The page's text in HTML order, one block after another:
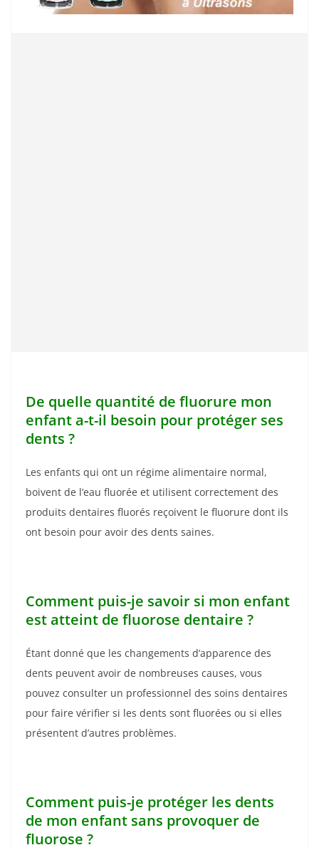
De quelle quantité de fluorure mon
enfant a-t-il besoin pour protéger ses
dents ?
Les enfants qui ont un régime alimentaire normal,
boivent de l’eau fluorée et utilisent correctement des
produits dentaires fluorés reçoivent le fluorure dont ils
ont besoin pour avoir des dents saines.
Comment puis-je savoir si mon enfant
est atteint de fluorose dentaire ?
Étant donné que les changements d’apparence des
dents peuvent avoir de nombreuses causes, vous
pouvez consulter un professionnel des soins dentaires
pour faire vérifier si les dents sont fluorées ou si elles
présentent d’autres problèmes.
Comment puis-je protéger les dents
de mon enfant sans provoquer de
fluorose ?